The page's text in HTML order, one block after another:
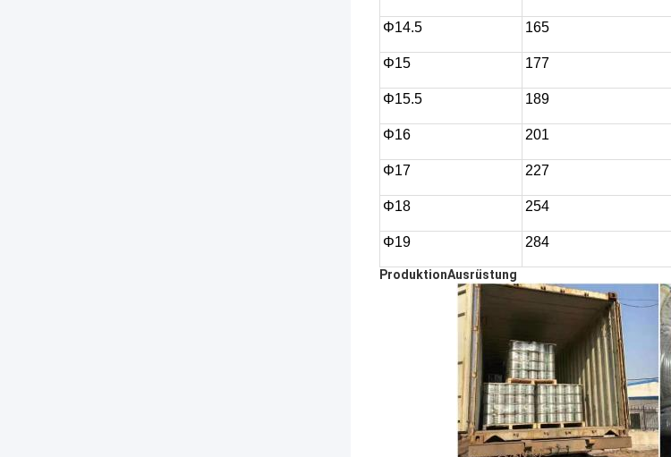
Φ14.5 165
Φ15 177
Φ15.5 189
Φ16 201
Φ17 227
Φ18 254
Φ19 284
ProduktionAusrüstung